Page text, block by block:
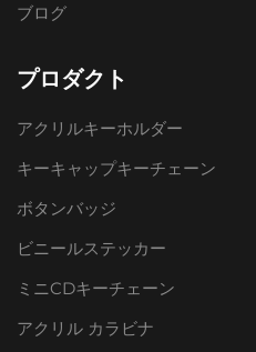
ブログ
プロダクト
アクリルキーホルダー
キーキャップキーチェーン
ボタンバッジ
ビニールステッカー
ミニCDキーチェーン
アクリル カラビナ